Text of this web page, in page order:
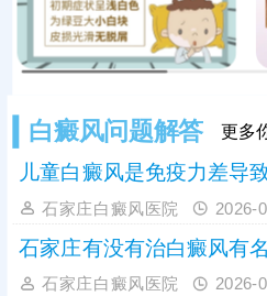
白癜风问题解答 更多
儿童白癜风是免疫力差导
石家庄白癜风医院 2026-
石家庄有没有治白癜风有
石家庄白癜风医院 2026-